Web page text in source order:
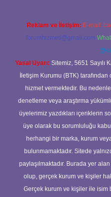
Reklam ve İletişim: E-mail:
forumhizmeti@gmail.com
Yasal Uyarı: Sitemiz, 5651 Sayılı
İletişim Kurumu (BTK)
hizmet vermektedir. Bu
denetleme veya araştırma
üyelerimiz yazdıkları içeriklerin
üye olarak bu sorumluluğu
herhangi bir marka, kurum
bulunmamaktadır. Sitede
paylaşılmaktadır. Burada yer
olup, gerçek kurum ve kişiler
Gerçek kurum ve kişiler ile